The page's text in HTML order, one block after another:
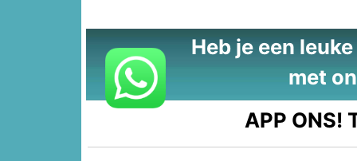
Heb je een
met
APP ONS!